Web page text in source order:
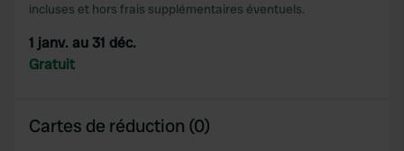
incluses et hors frais supplémentaires éventuels.
1 janv. au 31 déc.
Gratuit
Cartes de réduction (0)